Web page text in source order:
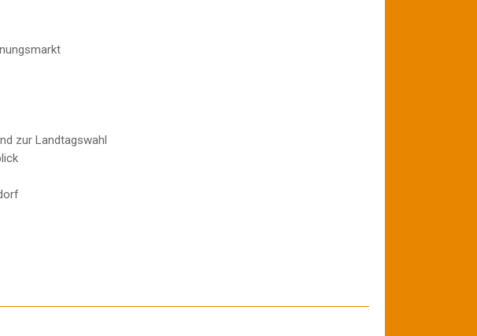
zur Landtagswahl